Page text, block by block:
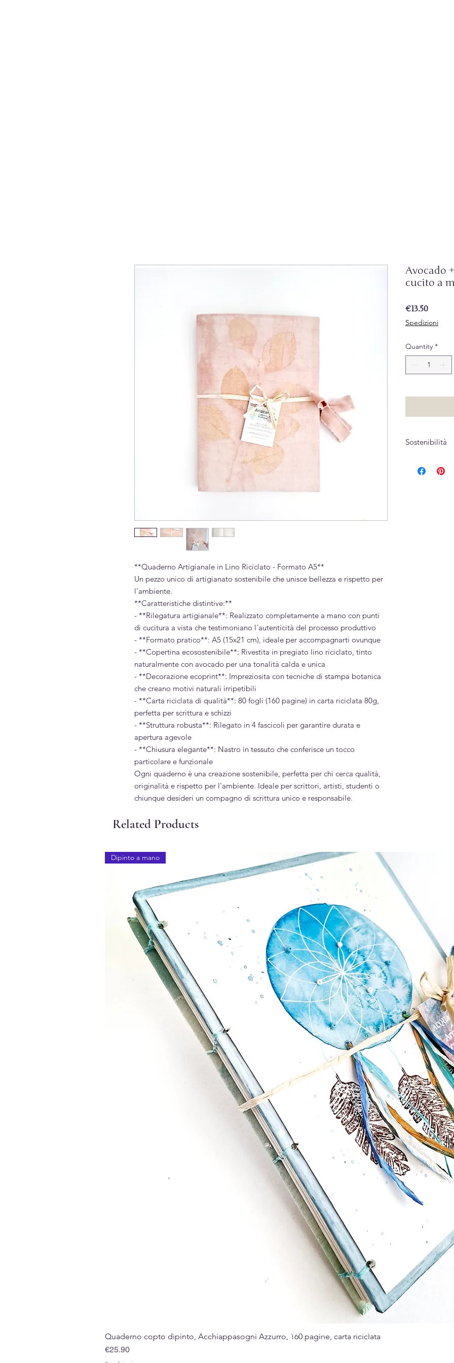
**Quaderno Artigianale in Lino Riciclato - Formato A5**
Un pezzo unico di artigianato sostenibile che unisce bellezza e rispetto per
l'ambiente.
**Caratteristiche distintive:**
- **Rilegatura artigianale**: Realizzato completamente a mano con punti
di cucitura a vista che testimoniano l'autenticità del processo produttivo
- **Formato pratico**: A5 (15x21 cm), ideale per accompagnarti ovunque
- **Copertina ecosostenibile**: Rivestita in pregiato lino riciclato, tinto
naturalmente con avocado per una tonalità calda e unica
- **Decorazione ecoprint**: Impreziosita con tecniche di stampa botanica
che creano motivi naturali irripetibili
- **Carta riciclata di qualità**: 80 fogli (160 pagine) in carta riciclata 80g,
perfetta per scrittura e schizzi
- **Struttura robusta**: Rilegato in 4 fascicoli per garantire durata e
apertura agevole
- **Chiusura elegante**: Nastro in tessuto che conferisce un tocco
particolare e funzionale
Ogni quaderno è una creazione sostenibile, perfetta per chi cerca qualità,
originalità e rispetto per l'ambiente. Ideale per scrittori, artisti, studenti o
chiunque desideri un compagno di scrittura unico e responsabile.
Avocado
cucito a
€13.50Price
Spedizioni
Quantity *
Sostenibilità
Tinta e
Related Products
Quick View
Dipinto a mano
Quaderno copto dipinto, Acchiappasogni Azzurro, 160 pagine, carta riciclata
Price
€25.90
Made with passion for the art of paper